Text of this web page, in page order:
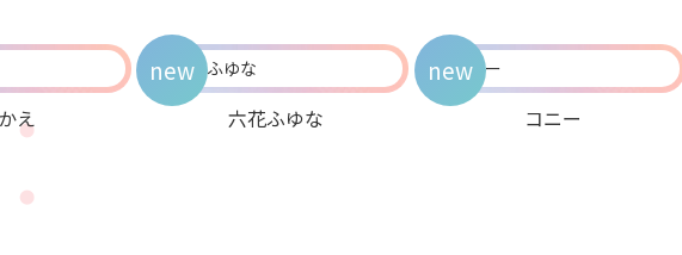
え 六花ふゆな
new
コニー
new